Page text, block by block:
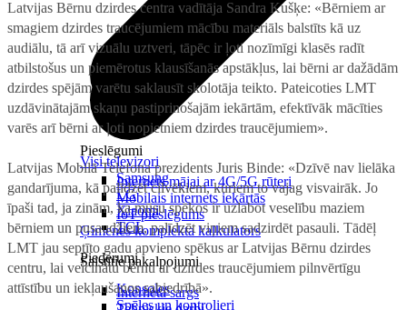
Pieslēgumi
Internets mājai ar 4G/5G rūteri
Mobilais internets iekārtās
IoT pieslēgums
Ģimenes komplekta kalkulators
Saistītie pakalpojumi
Interneta sargs
Visi televizori
Samsung
LG
Xiaomi
TCL
Piederumi
Konsoles
Spēles un kontrolieri
Latvijas Bērnu dzirdes centra vadītāja Sandra Kušķe: «Bērniem ar
smagiem dzirdes traucējumiem mācību materiāls balstīts kā uz
audiālu, tā arī vizuālu uztveri, tāpēc ir ļoti nozīmīgi klasēs radīt
atbilstošus un piemērotus klausīšanās apstākļus, lai bērni ar dažādām
dzirdes spējām varētu saklausīt skolotāja teikto. Pateicoties LMT
uzdāvinātajām skaņu pastiprinošajām iekārtām, efektīvāk mācīties
varēs arī bērni ar ļoti nopietniem dzirdes traucējumiem».
Latvijas Mobilā Telefona prezidents Juris Binde: «Dzīvē nav lielāka
gandarījuma, kā palīdzēt cilvēkiem, kuriem to vajag visvairāk. Jo
īpaši tad, ja zinām, ka mūsu spēkos ir uzlabot veselību maziem
bērniem un pusaudžiem, palīdzēt viņiem sadzirdēt pasauli. Tādēļ
LMT jau septīto gadu apvieno spēkus ar Latvijas Bērnu dzirdes
centru, lai veicinātu bērnu ar dzirdes traucējumiem pilnvērtīgu
attīstību un iekļaušanos sabiedrībā».